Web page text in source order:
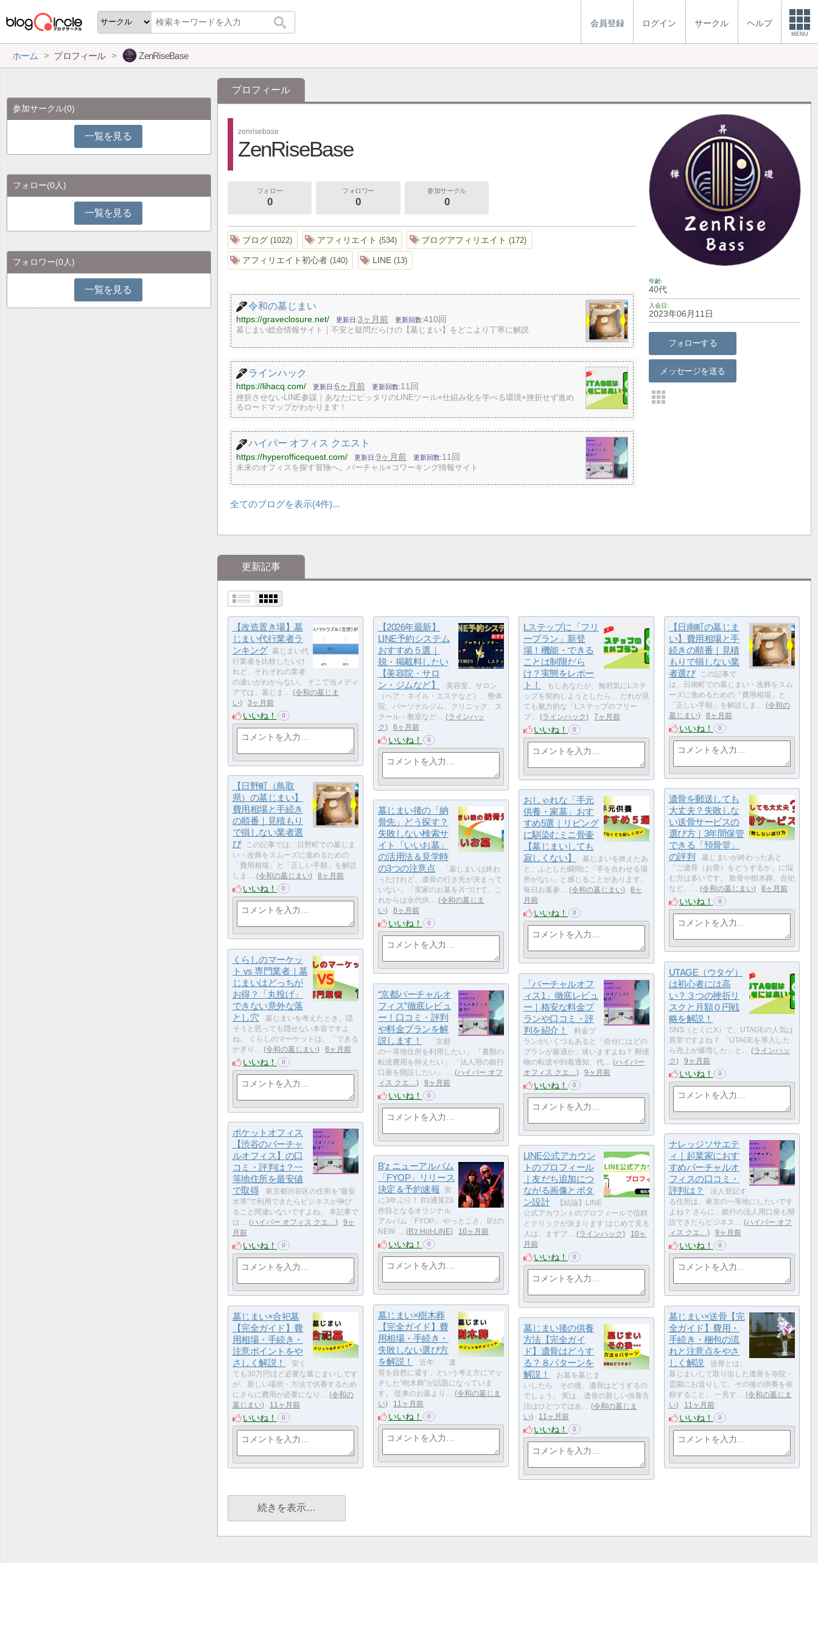
会員登録 ログイン サークル ヘルプ
MENU
ホーム プロフィール ZenRiseBase
プロフィール
zenrisebase
ZenRiseBase
フォロー
0
フォロワー
0
参加サークル
0
年齢
40代
入会日
2023年06月11日
フォローする
メッセージを送る
ブログ 1022 アフィリエイト 534 ブログアフィリエイト 172
アフィリエイト初心者 140 LINE 13
令和の墓じまい
https://graveclosure.net/ 更新日 3ヶ月前 更新回数 410回
墓じまい総合情報サイト｜不安と疑問だらけの【墓じまい】をどこより丁寧に解説
ラインハック
https://lihacq.com/ 更新日 6ヶ月前 更新回数 11回
挫折させないLINE参謀｜あなたにピッタリのLINEツール×仕組み化を学べる環境×挫折せず進め
るロードマップがわかります！
ハイパー オフィス クエスト
https://hyperofficequest.com/ 更新日 9ヶ月前 更新回数 11回
未来のオフィスを探す冒険へ。バーチャル×コワーキング情報サイト
全てのブログを表示 4 ...
更新記事
【改造置き場】墓
じまい代行業者ラ
ンキング
墓じまい代
行業者を比較したいけ
れど、それぞれの業者
の違いがわからない。 そこで当メディ
アでは、墓じま…
令和の墓じま
い
3ヶ月前
いいね！ 0
【2026年最新】
LINE予約システム
おすすめ５選｜
脱・掲載料したい
【美容院・サロ
ン・ジムなど】
美容室、サロン
（ヘア・ネイル・エステなど）、整体
院、パーソナルジム、クリニック、ス
クール・教室など…
ラインハッ
ク
6ヶ月前
いいね！ 0
Lステップに「フリ
ープラン」新登
場！機能・できる
ことは制限だら
け？実態をレポー
ト！
もしあなたが、無邪気にLステ
ップを契約しようとしたら… だれが見
ても魅力的な「Lステップのフリー
プ…
ラインハック 7ヶ月前
いいね！ 0
【日南町の墓じま
い】費用相場と手
続きの順番｜見積
もりで損しない業
者選び
この記事で
は、日南町での墓じまい・改葬をスム
ーズに進めるための「費用相場」と
「正しい手順」を解説しま…
令和の
墓じまい
8ヶ月前
いいね！ 0
【日野町（鳥取
県）の墓じまい】
費用相場と手続き
の順番｜見積もり
で損しない業者選
び
この記事では、日野町での墓じま
い・改葬をスムーズに進めるための
「費用相場」と「正しい手順」を解説
しま…
令和の墓じまい 8ヶ月前
いいね！ 0
遺骨を郵送しても
大丈夫？失敗しな
い送骨サービスの
選び方｜3年間保管
できる「預骨堂」
の評判
墓じまいが終わったあと
「ご遺骨（お骨）をどうするか」に悩
む方は多いです。 散骨や樹木葬、合祀
など、…
令和の墓じまい 8ヶ月前
いいね！ 0
おしゃれな「手元
供養・家墓」おす
すめ5選｜リビング
に馴染むミニ骨壷
【墓じまいしても
寂しくない】
墓じまいを終えたあ
と、ふとした瞬間に「手を合わせる場
所がない」と感じることがあります。
毎日お墓参…
令和の墓じまい
8ヶ
月前
いいね！ 0
墓じまい後の「納
骨先」どう探す？
失敗しない検索サ
イト「いいお墓」
の活用法＆見学時
の3つの注意点
「墓じまいは終わ
ったけれど、遺骨の行き先が決まって
いない」「実家のお墓を片づけて、こ
れからは永代供…
令和の墓じま
い
8ヶ月前
いいね！ 0
くらしのマーケッ
ト vs 専門業者｜墓
じまいはどっちが
お得？「丸投げ」
できない意外な落
とし穴
墓じまいを考えたとき、隠
そうと思っても隠せない本音ですよ
ね。 くらしのマーケットは、「できる
かぎり…
令和の墓じまい 8ヶ月前
いいね！ 0
UTAGE（ウタゲ）
は初心者には高
い？３つの挫折リ
スクと月額０円戦
略を解説！
SNS（とくにX）で、UTAGEの人気は
異常ですよね？ 「UTAGEを導入した
ら売上が爆増した」と…
ラインハッ
ク
9ヶ月前
いいね！ 0
「バーチャルオフ
ィス1」徹底レビュ
ー｜格安な料金プ
ランや口コミ・評
判を紹介！
料金プ
ランがいくつもあると「自分にはどの
プランが最適か」迷いますよね？ 郵便
物の転送や到着通知、代…
ハイパー
オフィス クエ…
9ヶ月前
いいね！ 0
“京都バーチャルオ
フィス”徹底レビュ
ー！口コミ・評判
や料金プランを解
説します！
「京都
の一等地住所を利用したい」 「書類の
転送費用を抑えたい」 「法人用の銀行
口座を開設したい」 …
ハイパー オフ
ィス クエ…
9ヶ月前
いいね！ 0
ポケットオフィス
【渋谷のバーチャ
ルオフィス】の口
コミ・評判は？一
等地住所を最安値
で取得
東京都渋谷区の住所を”最安
水準”で利用できたらビジネスが伸び
ること間違いないですよね。 本記事で
は…
ハイパー オフィス クエ…
9ヶ
月前
いいね！ 0
ナレッジソサエテ
ィ｜起業家におす
すめバーチャルオ
フィスの口コミ・
評判は？
法人登記す
る住所は、東京の一等地にしたいです
よね？ さらに、銀行の法人用口座も開
設できたらビジネス…
ハイパー オフ
ィス クエ…
9ヶ月前
いいね！ 0
LINE公式アカウン
トのプロフィール
｜友だち追加につ
ながる画像とボタ
ン設計
【結論】LINE
公式アカウントのプロフィールで信頼
とクリックが決まります はじめて見る
人は、まずプ…
ラインハック
10ヶ
月前
いいね！ 0
B'z ニューアルバム
「FYOP」リリース
決定＆予約速報
実
に3年ぶり！ B'z通算23
作目となるオリジナル
アルバム「FYOP」 やっとこさ、B'zの
NEW …
B'z Hot-LiNE 10ヶ月前
いいね！ 0
墓じまい×樹木葬
【完全ガイド】費
用相場・手続き・
失敗しない選び方
を解説！
近年、「遺
骨を自然に還す」という考え方にマッ
チした”樹木葬”が話題になっていま
す。 従来のお墓より…
令和の墓じま
い
11ヶ月前
いいね！ 0
墓じまい×合祀墓
【完全ガイド】費
用相場・手続き・
注意ポイントをや
さしく解説！
安く
ても30万円ほど必要な墓じまいしです
が、新しい場所・方法で供養するため
にさらに費用が必要になり…
令和の
墓じまい
11ヶ月前
いいね！ 0
墓じまい×送骨【完
全ガイド】費用・
手続き・梱包の流
れと注意点をやさ
しく解説
送骨とは、
墓じまいして取り出した遺骨を寺院・
霊園にお送りして、その後の供養を依
頼すること。 一見す…
令和の墓じま
い
11ヶ月前
いいね！ 0
墓じまい後の供養
方法【完全ガイ
ド】遺骨はどうす
る？８パターンを
解説！
お墓を墓じま
いしたら、その後、遺骨はどうするの
でしょう。 実は、遺骨の新しい供養方
法はひとつではあ…
令和の墓じま
い
11ヶ月前
いいね！ 0
続きを表示…
参加サークル(0)
一覧を見る
フォロー(0人)
一覧を見る
フォロワー(0人)
一覧を見る